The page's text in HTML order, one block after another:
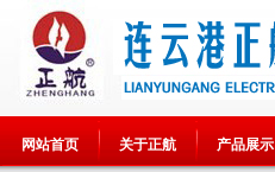
网站首页 关于正航 产品展示